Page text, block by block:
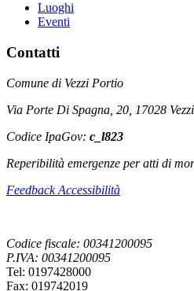
Luoghi
Eventi
Contatti
Comune di Vezzi Portio
Via Porte Di Spagna, 20, 17028
Codice IpaGov: c_l823
Reperibilità emergenze per atti di
Feedback Accessibilità
Codice fiscale: 00341200095
P.IVA: 00341200095
Tel: 0197428000
Fax: 019742019